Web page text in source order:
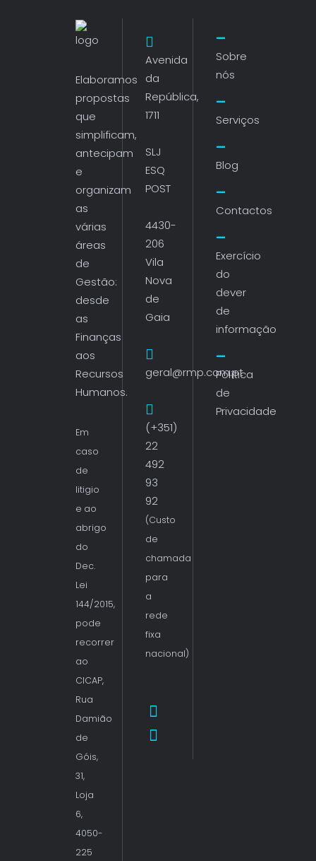
Elaboramos
propostas
que
simplificam,
antecipam
e
organizam
as
várias
áreas
de
Gestão:
desde
as
Finanças
aos
Recursos
Humanos.
Em
caso
de
litigio
e ao
abrigo
do
Dec.
Lei
144/2015,
pode
recorrer
ao
CICAP,
Rua
Damião
de
Góis,
31,
Loja
6,
4050-
225
Avenida
da
República,
1711
SLJ
ESQ
POST
4430-
206
Vila
Nova
de
Gaia
geral@rmp.com.pt
(+351)
22
492
93
92
(Custo
de
chamada
para
a
rede
fixa
nacional)
Sobre
nós
Serviços
Blog
Contactos
Exercício
do
dever
de
informação
Política
de
Privacidade